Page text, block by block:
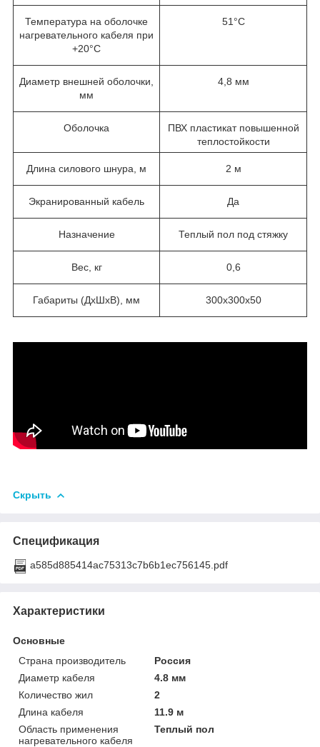
Температура на оболочке
нагревательного кабеля при
+20°С
51°С
Диаметр внешней оболочки,
мм
4,8 мм
Оболочка
ПВХ пластикат повышенной
теплостойкости
Длина силового шнура, м 2 м
Экранированный кабель Да
Назначение Теплый пол под стяжку
Вес, кг 0,6
Габариты (ДхШхВ), мм 300х300х50
Скрыть
Спецификация
a585d885414ac75313c7b6b1ec756145.pdf
Характеристики
Основные
Страна производитель
Россия
Диаметр кабеля
4.8 мм
Количество жил
2
Длина кабеля
11.9 м
Область применения
нагревательного кабеля
Теплый пол